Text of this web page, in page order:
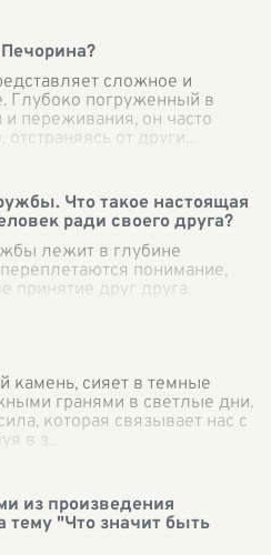
сложное и
Глубоко погруженный в
переживания, он часто
от други
Что такое настоящая
ради своего друга?
лежит в глубине
понимание,
принятие друг друга.
просто случайное со
камень, сияет в темные
гранями в светлые дни.
которая связывает нас с
в з
из произведения
"Что значит быть